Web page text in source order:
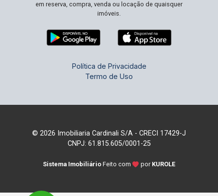
em reserva, compra, venda ou locação de quaisquer
imóveis.
Política de Privacidade
Termo de Uso
© 2026 Imobiliaria Cardinali S/A - CRECI 17429-J
CNPJ: 61.815.605/0001-25
Sistema Imobiliário Feito com por KUROLE